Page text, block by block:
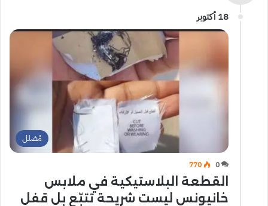
18 أكتوبر
مُضلل
0
770
القطعة البلاستيكية في ملابس
خانيونس ليست شريحة تتبّع بل قفل